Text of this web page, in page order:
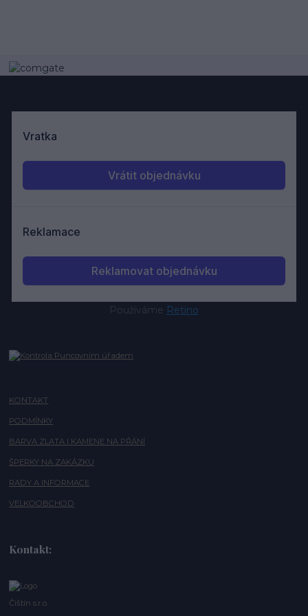
Používáme Retino
KONTAKT
PODMÍNKY
BARVA ZLATA I KAMENE NA PŘÁNÍ
ŠPERKY NA ZAKÁZKU
RADY A INFORMACE
VELKOOBCHOD
Kontakt:
Čištín s.r.o.